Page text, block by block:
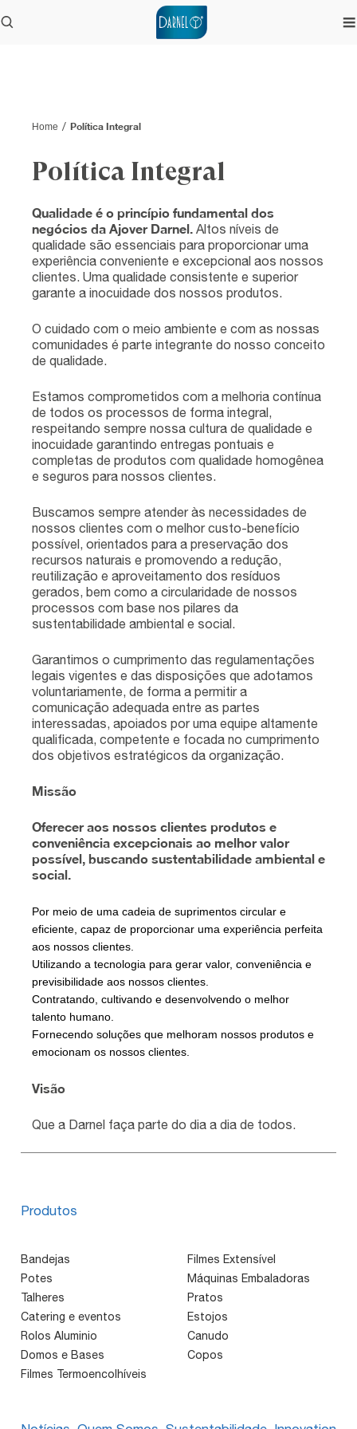
Home / Política Integral
Política Integral
Qualidade é o princípio fundamental dos
negócios da Ajover Darnel. Altos níveis de
qualidade são essenciais para proporcionar uma
experiência conveniente e excepcional aos nossos
clientes. Uma qualidade consistente e superior
garante a inocuidade dos nossos produtos.
O cuidado com o meio ambiente e com as nossas
comunidades é parte integrante do nosso conceito
de qualidade.
Estamos comprometidos com a melhoria contínua
de todos os processos de forma integral,
respeitando sempre nossa cultura de qualidade e
inocuidade garantindo entregas pontuais e
completas de produtos com qualidade homogênea
e seguros para nossos clientes.
Buscamos sempre atender às necessidades de
nossos clientes com o melhor custo-benefício
possível, orientados para a preservação dos
recursos naturais e promovendo a redução,
reutilização e aproveitamento dos resíduos
gerados, bem como a circularidade de nossos
processos com base nos pilares da
sustentabilidade ambiental e social.
Garantimos o cumprimento das regulamentações
legais vigentes e das disposições que adotamos
voluntariamente, de forma a permitir a
comunicação adequada entre as partes
interessadas, apoiados por uma equipe altamente
qualificada, competente e focada no cumprimento
dos objetivos estratégicos da organização.
Missão
Oferecer aos nossos clientes produtos e
conveniência excepcionais ao melhor valor
possível, buscando sustentabilidade ambiental e
social.
Por meio de uma cadeia de suprimentos circular e
eficiente, capaz de proporcionar uma experiência perfeita
aos nossos clientes.
Utilizando a tecnologia para gerar valor, conveniência e
previsibilidade aos nossos clientes.
Contratando, cultivando e desenvolvendo o melhor
talento humano.
Fornecendo soluções que melhoram nossos produtos e
emocionam os nossos clientes.
Visão
Que a Darnel faça parte do dia a dia de todos.
Produtos
Bandejas
Potes
Talheres
Catering e eventos
Rolos Aluminio
Domos e Bases
Filmes Termoencolhíveis
Filmes Extensível
Máquinas Embaladoras
Pratos
Estojos
Canudo
Copos